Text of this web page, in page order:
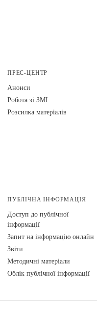
ПРЕС-ЦЕНТР
Анонси
Робота зі ЗМІ
Розсилка матеріалів
ПУБЛІЧНА ІНФОРМАЦІЯ
Доступ до публічної
інформації
Запит на інформацію онлайн
Звіти
Методичні матеріали
Облік публічної інформації